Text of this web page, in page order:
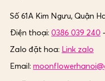
Số 61A Kim Ngưu, Quận
Điện thoại: 0386 039 240
Zalo đặt hoa: Link zalo
Email: